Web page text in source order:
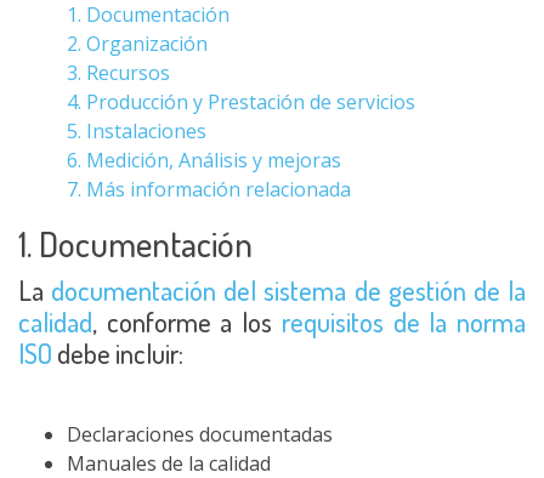
1. Documentación
2. Organización
3. Recursos
4. Producción y Prestación de servicios
5. Instalaciones
6. Medición, Análisis y mejoras
7. Más información relacionada
1. Documentación
La documentación del sistema de gestión de la
calidad, conforme a los requisitos de la norma
ISO debe incluir:
Declaraciones documentadas
Manuales de la calidad